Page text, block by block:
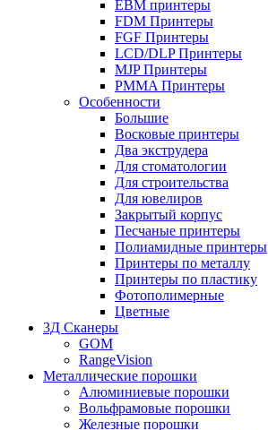
EBM принтеры
FDM Принтеры
FGF Принтеры
LCD/DLP Принтеры
MJP Принтеры
PMMA Принтеры
Особенности
Большие
Восковые принтеры
Два экструдера
Для стоматологии
Для строительства
Для ювелиров
Закрытый корпус
Песчаные принтеры
Полиамидные принтеры
Принтеры по металлу
Принтеры по пластику
Фотополимерные
Цветные
3Д Сканеры
GOM
RangeVision
Металлические порошки
Алюминиевые порошки
Вольфрамовые порошки
Железные порошки